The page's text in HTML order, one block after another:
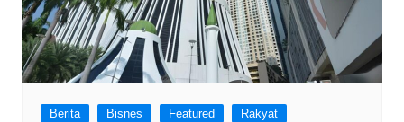
Berita Bisnes Featured Rakyat